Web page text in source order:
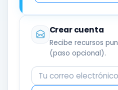
Crear cuenta
Recibe recursos
(paso opcional).
Correo electrónico